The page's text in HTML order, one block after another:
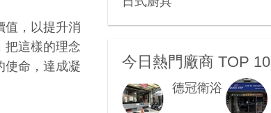
值，以提升消
把這樣的理念
使命，達成凝
今日熱門廠商 TOP 10
德冠衛浴